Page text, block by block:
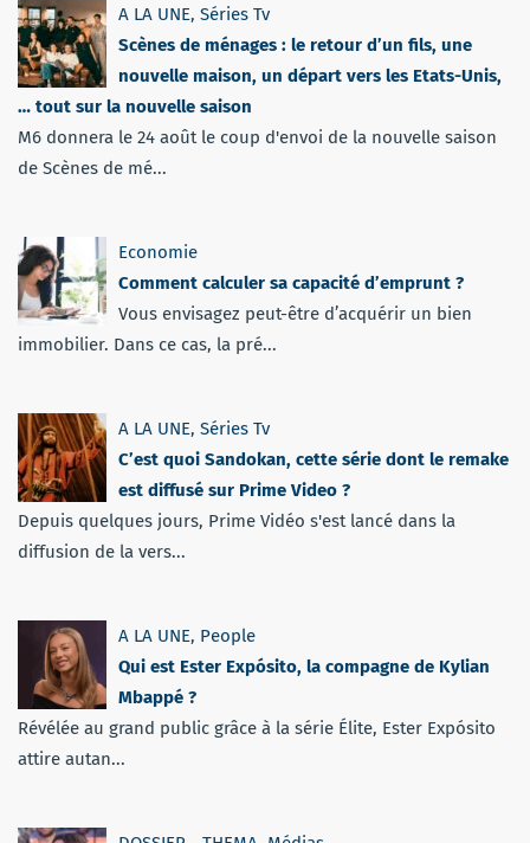
A LA UNE, Séries Tv
Scènes de ménages : le retour d’un fils, une
nouvelle maison, un départ vers les Etats-Unis,
… tout sur la nouvelle saison
M6 donnera le 24 août le coup d'envoi de la nouvelle saison
de Scènes de mé...
Economie
Comment calculer sa capacité d’emprunt ?
Vous envisagez peut-être d’acquérir un bien
immobilier. Dans ce cas, la pré...
A LA UNE, Séries Tv
C’est quoi Sandokan, cette série dont le remake
est diffusé sur Prime Video ?
Depuis quelques jours, Prime Vidéo s'est lancé dans la
diffusion de la vers...
A LA UNE, People
Qui est Ester Expósito, la compagne de Kylian
Mbappé ?
Révélée au grand public grâce à la série Élite, Ester Expósito
attire autan...